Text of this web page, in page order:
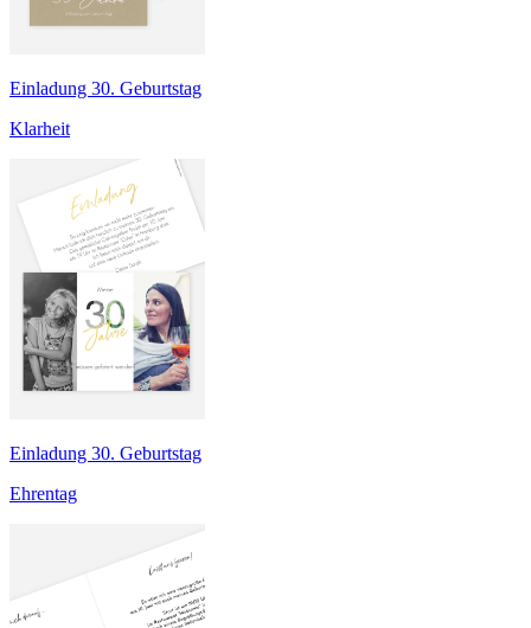
Einladung 30. Geburtstag
Klarheit
Einladung 30. Geburtstag
Ehrentag